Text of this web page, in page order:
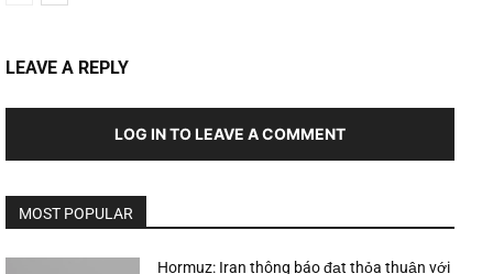
LEAVE A REPLY
LOG IN TO LEAVE A COMMENT
MOST POPULAR
Hormuz: Iran thông báo đạt thỏa thuận với